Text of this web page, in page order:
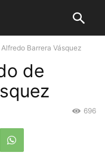
Barrera Vásquez
de
696